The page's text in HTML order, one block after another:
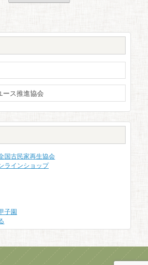
ース推進協会